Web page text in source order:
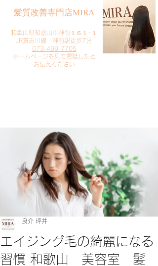
​髪質改善専門店MIRA
​和歌山県和歌山市神前１６１−１
JR貴志川線 神前駅徒歩7分
073-499-7705
​ホームページを見て電話したと
お伝えください
エイジング毛の綺麗になる
習慣 和歌山 美容室 髪
良介 坪井